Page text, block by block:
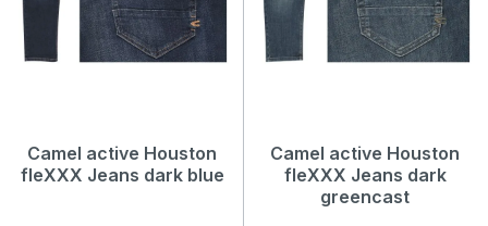
Camel active Houston
fleXXX Jeans dark blue
Camel active Houston
fleXXX Jeans dark
greencast